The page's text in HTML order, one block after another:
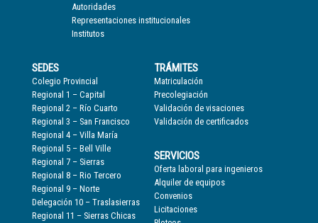
Autoridades
Representaciones institucionales
Institutos
SEDES
Colegio Provincial
Regional 1 – Capital
Regional 2 – Río Cuarto
Regional 3 – San Francisco
Regional 4 – Villa María
Regional 5 – Bell Ville
Regional 7 – Sierras
Regional 8 – Rio Tercero
Regional 9 – Norte
Delegación 10 – Traslasierras
Regional 11 – Sierras Chicas
TRÁMITES
Matriculación
Precolegiación
Validación de visaciones
Validación de certificados
SERVICIOS
Oferta laboral para ingenieros
Alquiler de equipos
Convenios
Licitaciones